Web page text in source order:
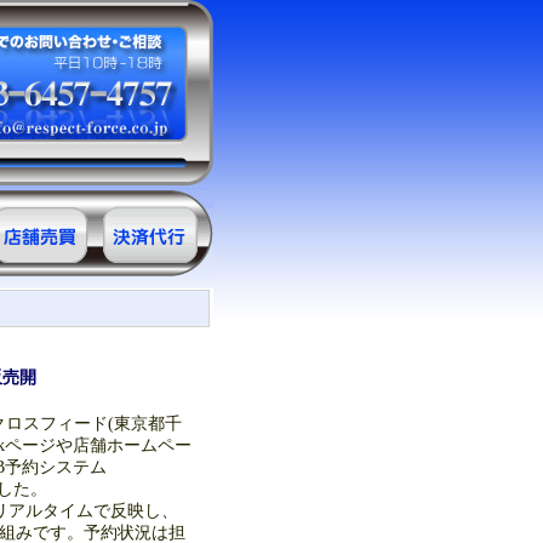
ロン売買情 決済代行
ット
開
スフィード(東京都千
ージや店舗ホームペー
約システム
た。
ルタイムで反映し、
みです。予約状況は担